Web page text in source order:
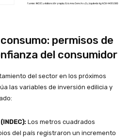
permisos de
del consumidor
del sector en los próximos
las variables de inversión edilicia y
Los metros cuadrados
del país registraron un incremento